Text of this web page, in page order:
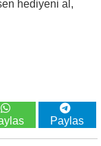
hediyeni al,
Paylas